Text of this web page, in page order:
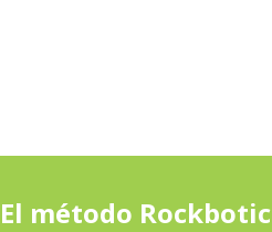
El método Rockbotic